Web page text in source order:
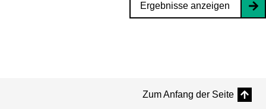
Ergebnisse anzeigen
Zum Anfang der Seite